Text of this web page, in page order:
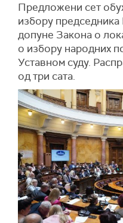
Предложени сет
избору
допуне Закона о
о избору народних
Уставном суду.
од три сата.